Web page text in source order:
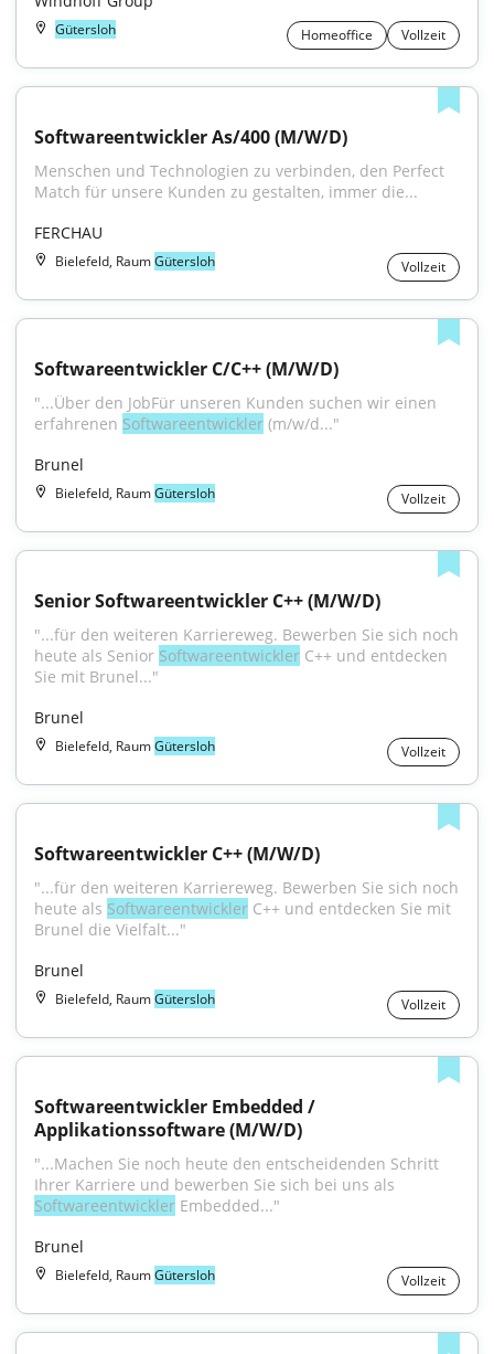
Gütersloh Homeoffice Vollzeit
Softwareentwickler As/400 (M/W/D)
Menschen und Technologien zu verbinden, den Perfect
Match für unsere Kunden zu gestalten, immer die...
FERCHAU
Bielefeld, RaumGütersloh Vollzeit
Softwareentwickler C/C++ (M/W/D)
"...Über den JobFür unseren Kunden suchen wir einen
erfahrenen Softwareentwickler (m/w/d..."
Brunel
Bielefeld, RaumGütersloh Vollzeit
Senior Softwareentwickler C++ (M/W/D)
"...für den weiteren Karriereweg. Bewerben Sie sich noch
heute als Senior Softwareentwickler C++ und entdecken
Sie mit Brunel..."
Brunel
Bielefeld, RaumGütersloh Vollzeit
Softwareentwickler C++ (M/W/D)
"...für den weiteren Karriereweg. Bewerben Sie sich noch
heute als Softwareentwickler C++ und entdecken Sie mit
Brunel die Vielfalt..."
Brunel
Bielefeld, RaumGütersloh Vollzeit
Softwareentwickler Embedded /
Applikationssoftware (M/W/D)
"...Machen Sie noch heute den entscheidenden Schritt
Softwareentwickler Embedded..."
Brunel
Bielefeld, RaumGütersloh Vollzeit